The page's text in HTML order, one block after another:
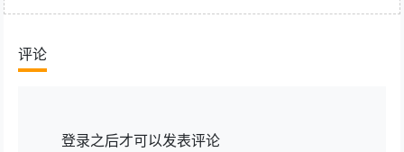
评论
登录之后才可以发表评论